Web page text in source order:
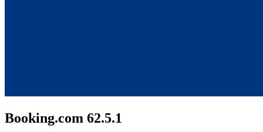
Booking.com 62.5.1